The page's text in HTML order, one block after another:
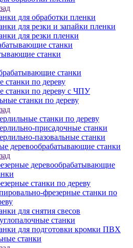
для обработки пленки
для резки и запайки пленки
для резки пленки
станки
станки
станки
станки по дереву
станки по дереву с ЧПУ
станки по дереву
станки по дереву
присадочные станки
пазовальные станки
деревообрабатывающие станки
деревообрабатывающие
станки по дереву
фрезерные станки по
для снятия свесов
станки
для подготовки кромки ПВХ
станки